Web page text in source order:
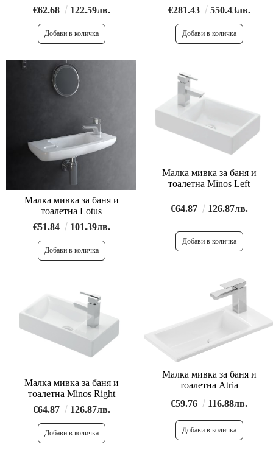
€62.68 122.59лв.
€281.43
550.43лв.
Малка мивка за баня и
тоалетна Lotus
€51.84
101.39лв.
Малка мивка за баня и
тоалетна Minos Left
€64.87 126.87лв.
Малка мивка за баня и
тоалетна Minos Right
€64.87
126.87лв.
Малка мивка за баня и
тоалетна Atria
€59.76
116.88лв.